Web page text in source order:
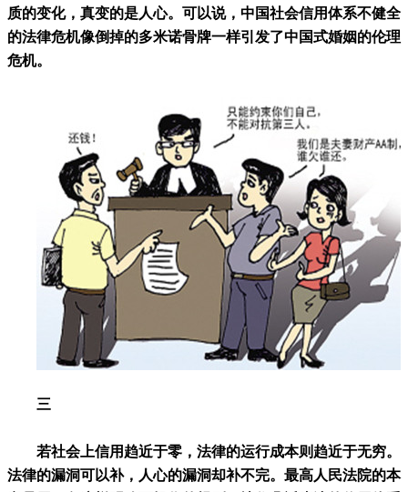
质的变化，真变的是人心。可以说，中国社会信用体系不健全
的法律危机像倒掉的多米诺骨牌一样引发了中国式婚姻的伦理
危机。
三
若社会上信用趋近于零，法律的运行成本则趋近于无穷。
法律的漏洞可以补，人心的漏洞却补不完。最高人民法院的本